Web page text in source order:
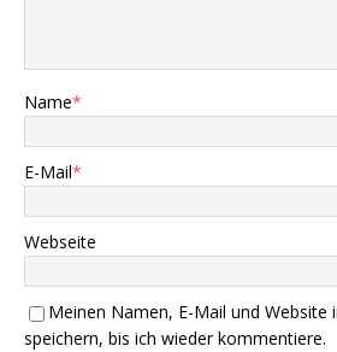
Name*
E-Mail*
Webseite
Meinen Namen, E-Mail und Website
speichern, bis ich wieder kommentiere.